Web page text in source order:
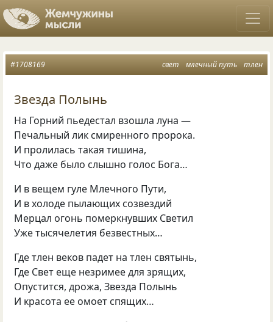
свет млечный путь тлен
#1708169
Звезда Полынь
На Горний пьедестал взошла луна —
Печальный лик смиренного пророка.
И пролилась такая тишина,
Что даже было слышно голос Бога…
И в вещем гуле Млечного Пути,
И в холоде пылающих созвездий
Мерцал огонь померкнувших Светил
Уже тысячелетия безвестных…
Где тлен веков падет на тлен святынь,
Где Свет еще незримее для зрящих,
Опустится, дрожа, Звезда Полынь
И красота ее омоет спящих…